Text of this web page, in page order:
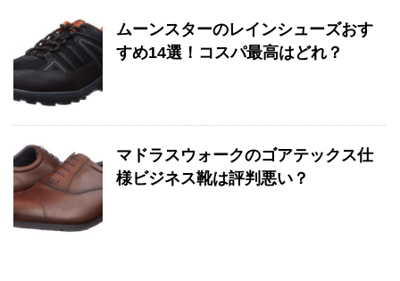
ムーンスターのレインシューズおす
すめ14選！コスパ最高はどれ？
マドラスウォークのゴアテックス仕
様ビジネス靴は評判悪い？